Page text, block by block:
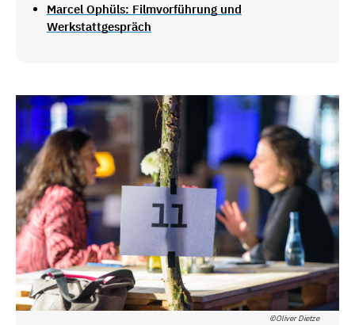
Marcel Ophüls: Filmvorführung und
Werkstattgespräch
©Oliver Dietze